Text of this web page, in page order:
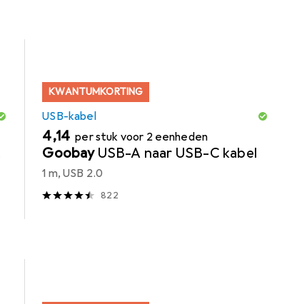
KWANTUMKORTING
USB-kabel
EUR
4,14 per stuk voor 2 eenheden
Goobay USB-A naar USB-C kabel
1 m, USB 2.0
822